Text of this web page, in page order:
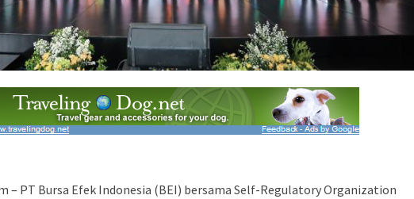
– PT Bursa Efek Indonesia (BEI) bersama Self-Regulatory Organization